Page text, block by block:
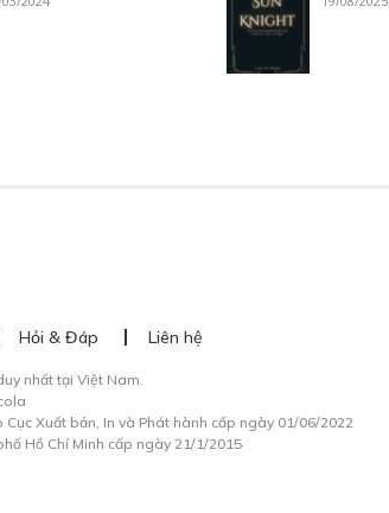
Hỏi & Đáp Liên hệ
nhất tại Việt Nam.
Xuất bản, In và Phát hành cấp ngày 01/06/2022
Hồ Chí Minh cấp ngày 21/1/2015